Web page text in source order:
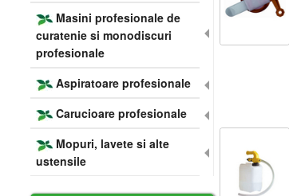
Masini profesionale de
curatenie si monodiscuri
profesionale
Aspiratoare profesionale
Carucioare profesionale
Mopuri, lavete si alte
ustensile